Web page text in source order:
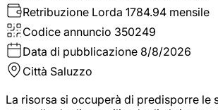
Retribuzione Lorda 1784.94 mensile
Codice annuncio 350249
Data di pubblicazione 8/8/2026
Città Saluzzo
La risorsa si occuperà di predisporre le